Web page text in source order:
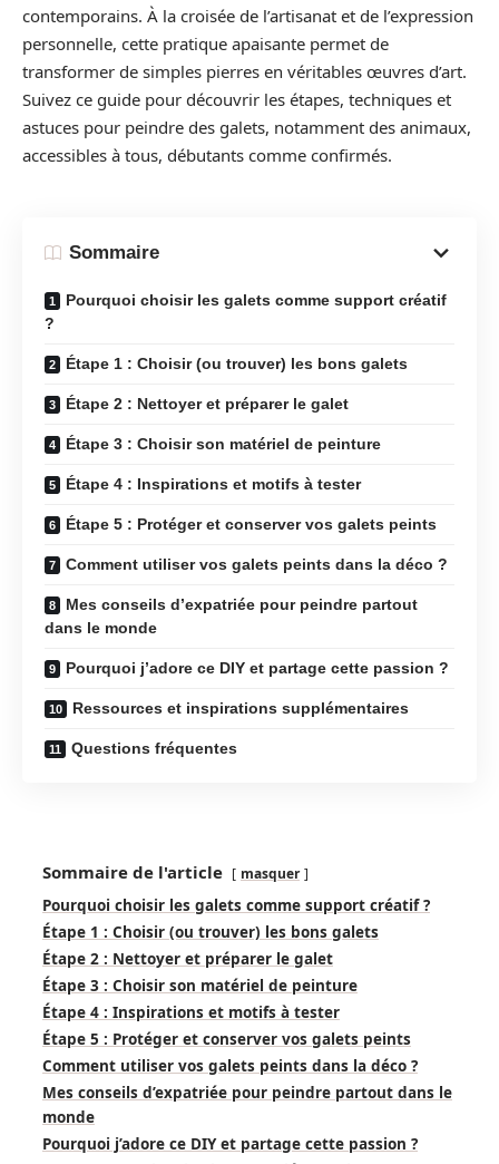
contemporains. À la croisée de l’artisanat et de l’expression
personnelle, cette pratique apaisante permet de
transformer de simples pierres en véritables œuvres d’art.
Suivez ce guide pour découvrir les étapes, techniques et
astuces pour peindre des galets, notamment des animaux,
accessibles à tous, débutants comme confirmés.
Sommaire
Pourquoi choisir les galets comme support créatif
?
Étape 1 : Choisir (ou trouver) les bons galets
Étape 2 : Nettoyer et préparer le galet
Étape 3 : Choisir son matériel de peinture
Étape 4 : Inspirations et motifs à tester
Étape 5 : Protéger et conserver vos galets peints
Comment utiliser vos galets peints dans la déco ?
Mes conseils d’expatriée pour peindre partout
dans le monde
Pourquoi j’adore ce DIY et partage cette passion ?
Ressources et inspirations supplémentaires
Questions fréquentes
Sommaire de l'article masquer
Pourquoi choisir les galets comme support créatif ?
Étape 1 : Choisir (ou trouver) les bons galets
Étape 2 : Nettoyer et préparer le galet
Étape 3 : Choisir son matériel de peinture
Étape 4 : Inspirations et motifs à tester
Étape 5 : Protéger et conserver vos galets peints
Comment utiliser vos galets peints dans la déco ?
Mes conseils d’expatriée pour peindre partout dans le
monde
Pourquoi j’adore ce DIY et partage cette passion ?